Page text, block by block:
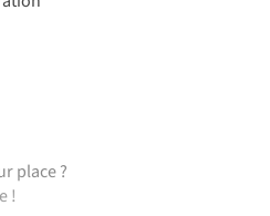
place ?
!